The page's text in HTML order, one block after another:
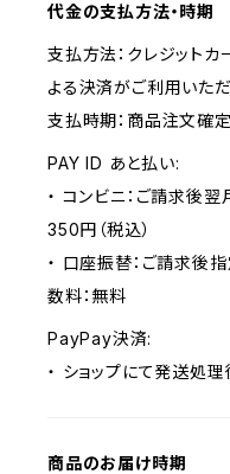
代金の支払方法・時期
支払方法：クレジット
よる決済がご利用いただ
支払時期：商品注文確
PAY ID あと払い:
・ コンビニ：ご請求後
350円（税込）
・ 口座振替：ご請求後
数料：無料
PayPay決済:
・ ショップにて発送処
商品のお届け時期